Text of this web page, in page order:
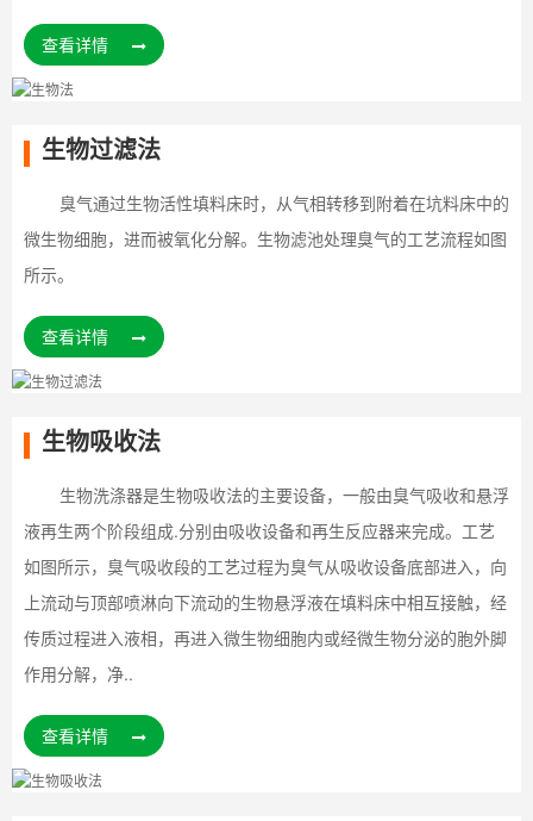
查看详情
生物过滤法
臭气通过生物活性填料床时，从气相转移到附着在坑料床中的
微生物细胞，进而被氧化分解。生物滤池处理臭气的工艺流程如图
所示。
查看详情
生物吸收法
生物洗涤器是生物吸收法的主要设备，一般由臭气吸收和悬浮
液再生两个阶段组成.分别由吸收设备和再生反应器来完成。工艺
如图所示，臭气吸收段的工艺过程为臭气从吸收设备底部进入，向
上流动与顶部喷淋向下流动的生物悬浮液在填料床中相互接触，经
传质过程进入液相，再进入微生物细胞内或经微生物分泌的胞外脚
作用分解，净..
查看详情